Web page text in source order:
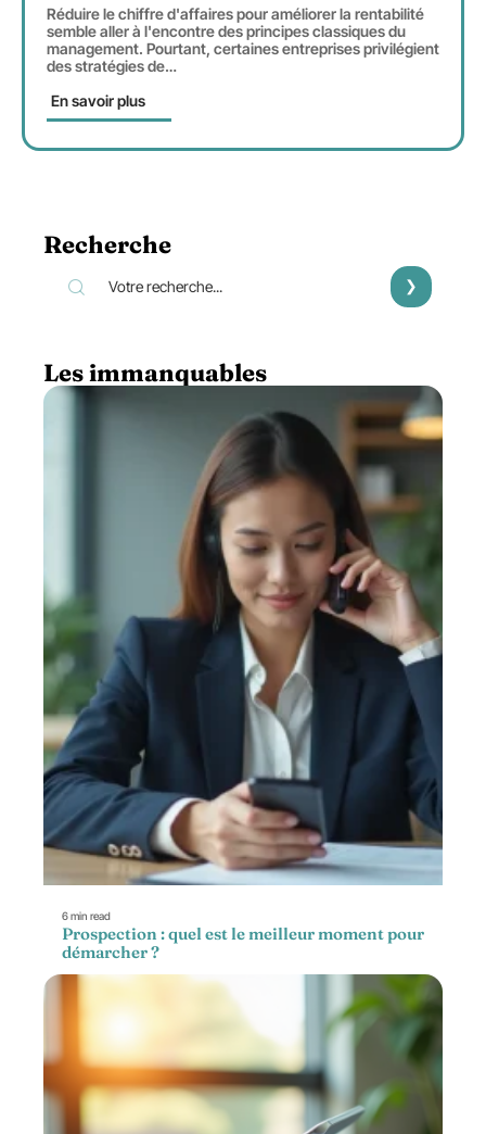
Réduire le chiffre d'affaires pour améliorer la rentabilité
semble aller à l'encontre des principes classiques du
management. Pourtant, certaines entreprises privilégient
des stratégies de…
En savoir plus
Recherche
Les immanquables
6 min read
Prospection : quel est le meilleur moment pour
démarcher ?